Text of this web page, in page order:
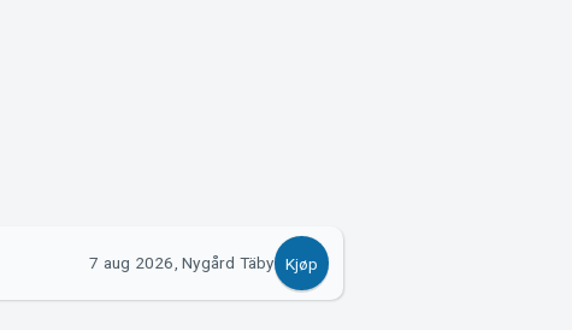
7 aug 2026, Nygård Täby Kjøp